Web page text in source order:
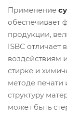
Применение
обеспечивает
продукции,
ISBC отличает
воздействиям
стирке и
методе печати
структуру
может быть